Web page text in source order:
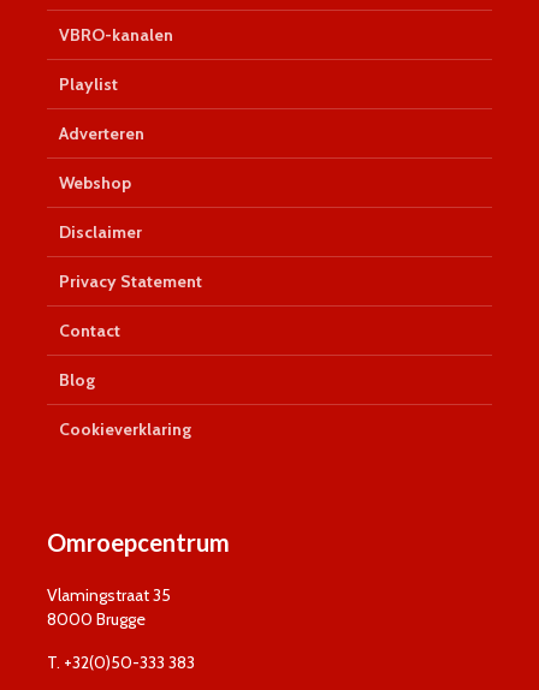
VBRO-kanalen
Playlist
Adverteren
Webshop
Disclaimer
Privacy Statement
Contact
Blog
Cookieverklaring
Omroepcentrum
Vlamingstraat 35
8000 Brugge
T. +32(0)50-333 383